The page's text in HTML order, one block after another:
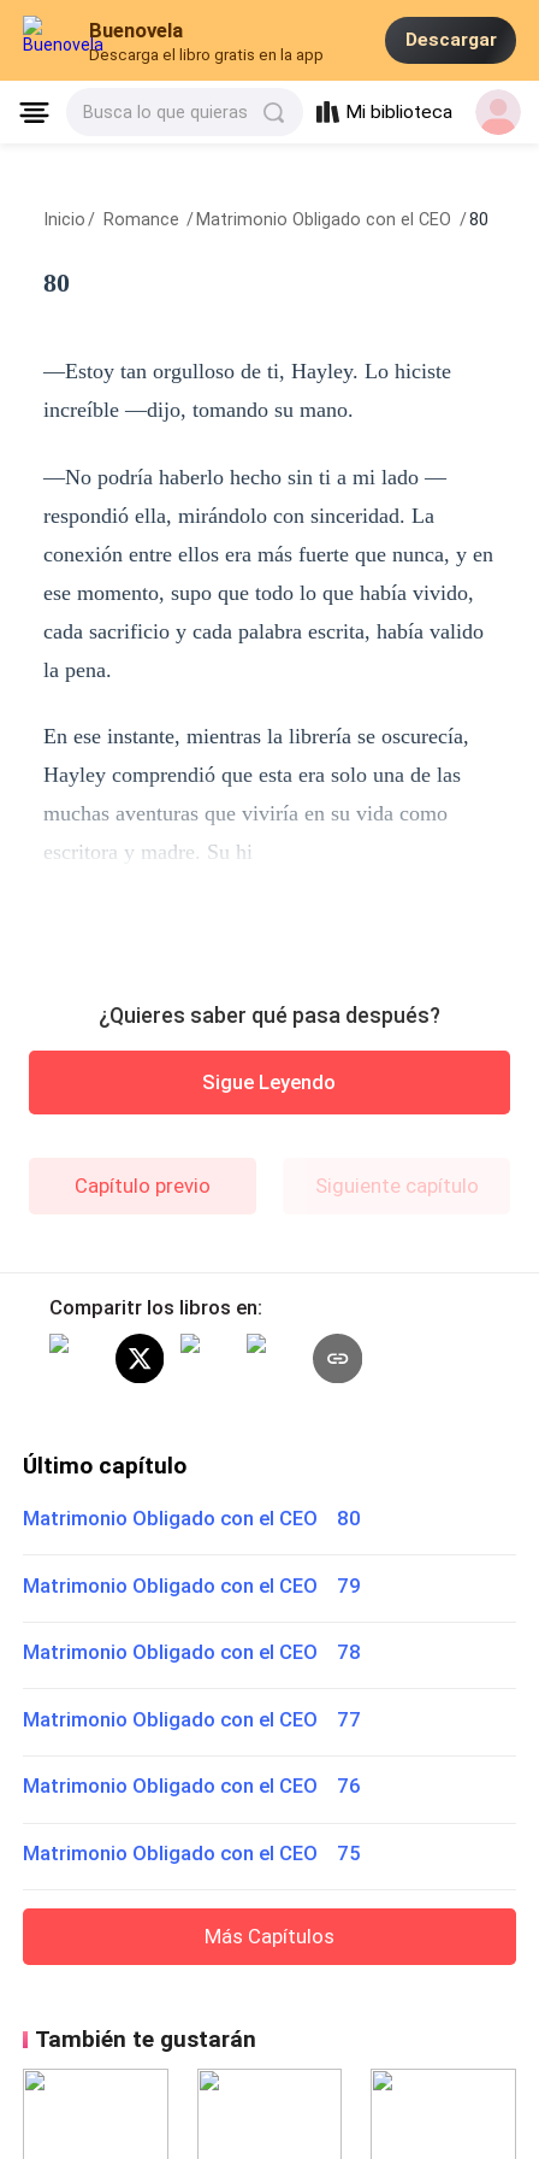
Buenovela
Descarga el libro gratis en la app
Descargar
Busca lo que quieras Mi biblioteca
Inicio / Romance / Matrimonio Obligado con el CEO /80
80
—Estoy tan orgulloso de ti, Hayley. Lo hiciste
increíble —dijo, tomando su mano.
—No podría haberlo hecho sin ti a mi lado —
respondió ella, mirándolo con sinceridad. La
conexión entre ellos era más fuerte que nunca, y en
ese momento, supo que todo lo que había vivido,
cada sacrificio y cada palabra escrita, había valido
la pena.
En ese instante, mientras la librería se oscurecía,
Hayley comprendió que esta era solo una de las
muchas aventuras que viviría en su vida como
escritora y madre. Su hi
¿Quieres saber qué pasa después?
Sigue Leyendo
Capítulo previo Siguiente capítulo
Comparitr los libros en:
Último capítulo
Matrimonio Obligado con el CEO 80
Matrimonio Obligado con el CEO 79
Matrimonio Obligado con el CEO 78
Matrimonio Obligado con el CEO 77
Matrimonio Obligado con el CEO 76
Matrimonio Obligado con el CEO 75
Más Capítulos
También te gustarán